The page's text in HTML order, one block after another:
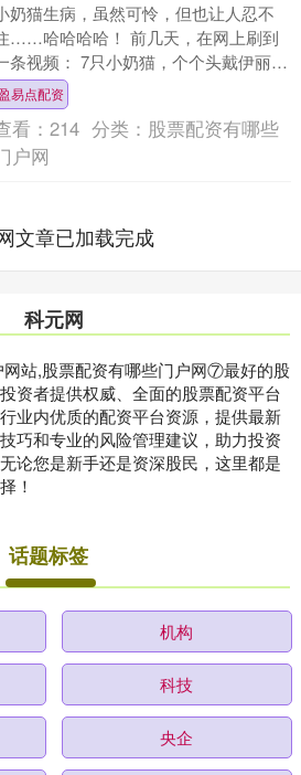
奶猫生病，虽然可怜，但也让人忍不
……哈哈哈哈！ 前几天，在网上刷到
条视频： 7只小奶猫，个个头戴伊丽莎
圈，身子被人用绳子吊在空中，房间
还充斥着此起彼伏....
易点配资
看：214 分类： 股票配资有哪些
户网
文章已加载完成
科元网
站,股票配资有哪些门户网⑦最好的股
资者提供权威、全面的股票配资平台
业内优质的配资平台资源，提供最新
巧和专业的风险管理建议，助力投资
论您是新手还是资深股民，这里都是
！
话题标签
机构
科技
央企